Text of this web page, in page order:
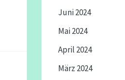
Juni 2024
Mai 2024
April 2024
März 2024